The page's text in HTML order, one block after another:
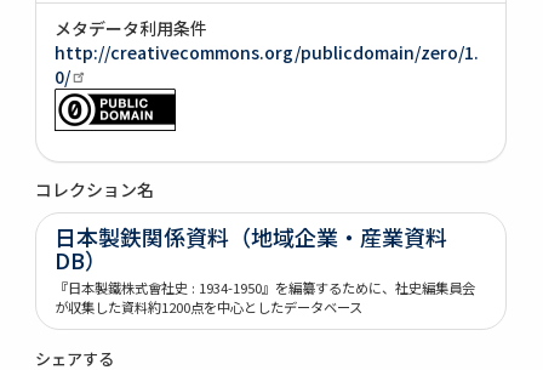
メタデータ利用条件
http://creativecommons.org/publicdomain/zero/1.
0/
コレクション名
日本製鉄関係資料（地域企業・産業資料
DB）
『日本製鐵株式會社史 : 1934-1950』を編纂するために、社史編集員会
が収集した資料約1200点を中心としたデータベース
シェアする